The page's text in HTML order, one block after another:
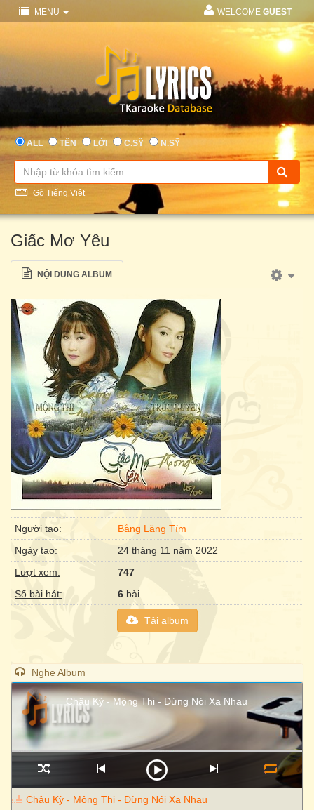
MENU WELCOME GUEST
ALL TÊN LỜI C.SỸ N.SỸ
Gõ Tiếng Việt
Giấc Mơ Yêu
NỘI DUNG ALBUM
Người tạo:
Bằng Lăng Tím
Ngày tạo:
24 tháng 11 năm 2022
Lượt xem:
747
Số bài hát:
6 bài
Tải album
Nghe Album
Châu Kỳ - Mộng Thi - Đừng Nói Xa Nhau
Châu Kỳ - Mộng Thi - Đừng Nói Xa Nhau